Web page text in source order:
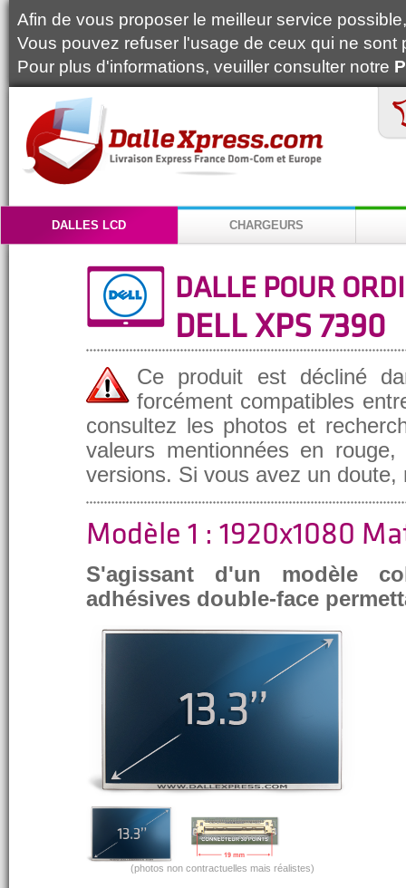
Afin de vous proposer le meilleur service
Vous pouvez refuser l'usage de ceux qui ne
Pour plus d'informations, veuiller consulter notre
DALLES LCD CHARGEURS
DALLE POUR
DELL XPS 7390
Ce produit est décliné
forcément compatibles
consultez les photos et
valeurs mentionnées en
versions. Si vous avez un
Modèle 1 : 1920x1080
S'agissant d'un modèle
adhésives double-face
(photos non contractuelles mais réalistes)